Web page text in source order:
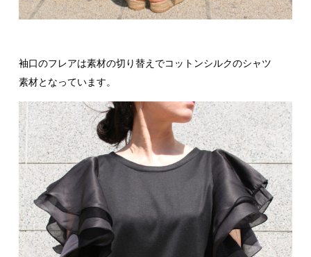
袖口のフレアは素材の切り替えでコットンシルクのシャツ
素材となっています。